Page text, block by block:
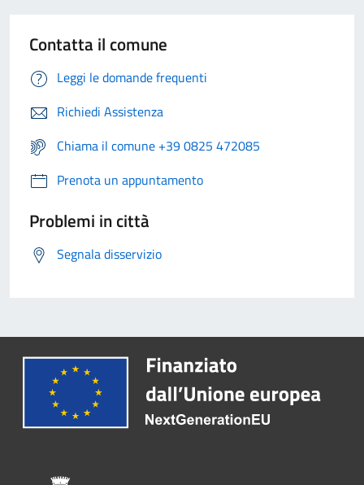
Contatta il comune
Leggi le domande frequenti
Richiedi Assistenza
Chiama il comune +39 0825 472085
Prenota un appuntamento
Problemi in città
Segnala disservizio